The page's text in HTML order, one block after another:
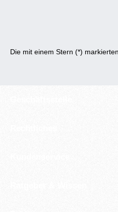
Die mit einem Stern (*)